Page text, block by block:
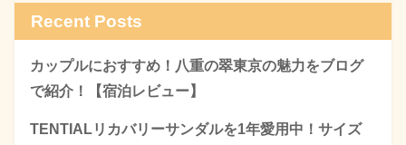
Recent Posts
カップルにおすすめ！八重の翠東京の魅力をブログ
で紹介！【宿泊レビュー】
TENTIALリカバリーサンダルを1年愛用中！サイズ